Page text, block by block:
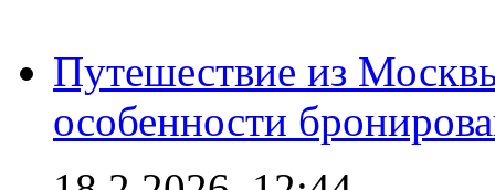
Путешествие из
особенности